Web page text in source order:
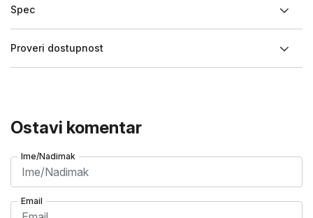
Spec
Proveri dostupnost
Ostavi komentar
Ime/Nadimak
Email